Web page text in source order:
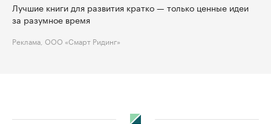
Лучшие книги для развития кратко — только ценные идеи
за разумное время
Реклама, ООО «Смарт Ридинг»